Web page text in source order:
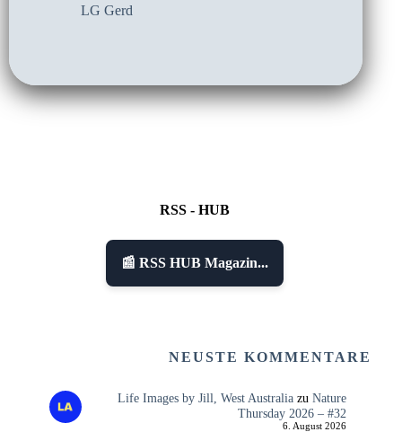
LG Gerd
RSS - HUB
📰 RSS HUB Magazin...
NEUSTE KOMMENTARE
Life Images by Jill, West Australiazu Nature
Thursday 2026 – #32
6. August 2026